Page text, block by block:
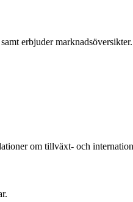
erbjuder marknadsöversikter.
om tillväxt- och